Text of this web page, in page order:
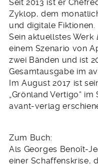
Seit 2013 ist er
Zyklop, dem
und digitale Fiktionen.
Sein aktuellstes Werk
einem Szenario von
zwei Bänden und ist
Gesamtausgabe im
Im August 2017 ist
„Grönland Vertigo“
avant-verlag
Zum Buch:
Als Georges Benoît-
einer Schaffenskrise,